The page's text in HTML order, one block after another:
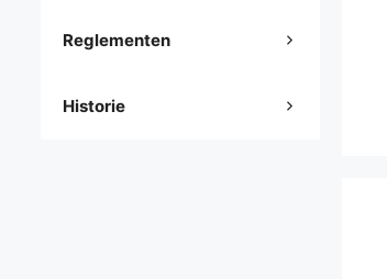
Reglementen
Historie